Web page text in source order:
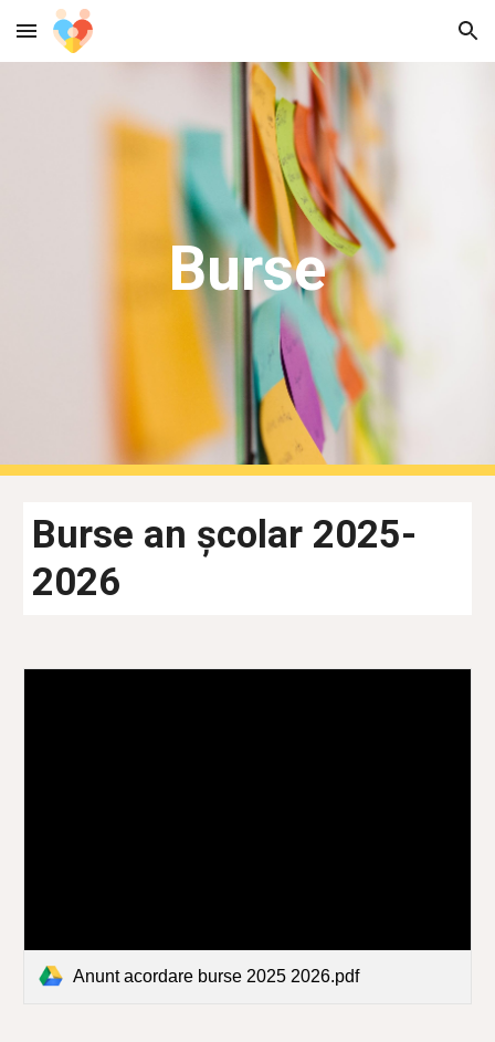
Skip to main content Skip to navigation
Burse
Burse an școlar 2025-
2026
Anunt acordare burse 2025 2026.pdf